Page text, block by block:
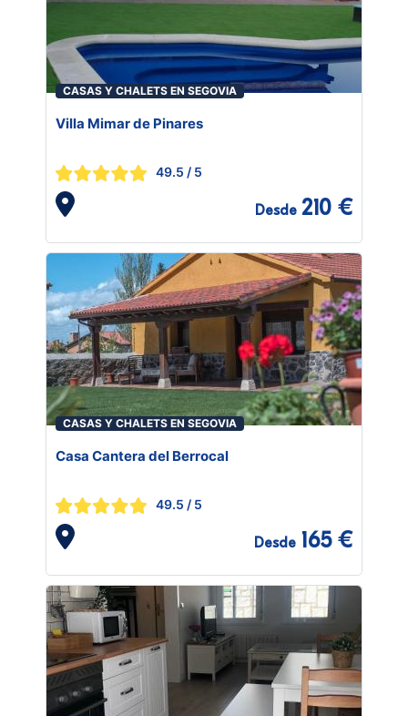
CASAS Y CHALETS EN SEGOVIA
Villa Mimar de Pinares
49.5 / 5
Desde 210 €
CASAS Y CHALETS EN SEGOVIA
Casa Cantera del Berrocal
49.5 / 5
Desde 165 €